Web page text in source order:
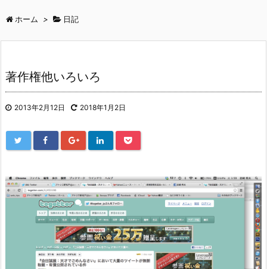
ホーム > 日記
著作権他いろいろ
2013年2月12日 2018年1月2日